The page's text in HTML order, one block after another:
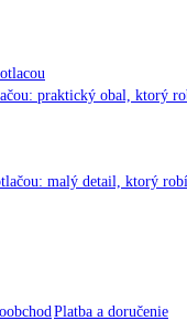
praktický obal, ktorý
malý detail, ktorý
Platba a doručenie